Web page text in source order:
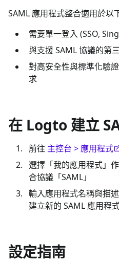
SAML 應用程式整合適用於以
需要單一登入 (SSO,
與支援 SAML 協議的第
對高安全性與標準化驗
求
在 Logto 建立
前往 主控台 > 應用程式
選擇「我的應用程式」
合協議「SAML」
輸入應用程式名稱與描
建立新的 SAML 應用程
設定指南